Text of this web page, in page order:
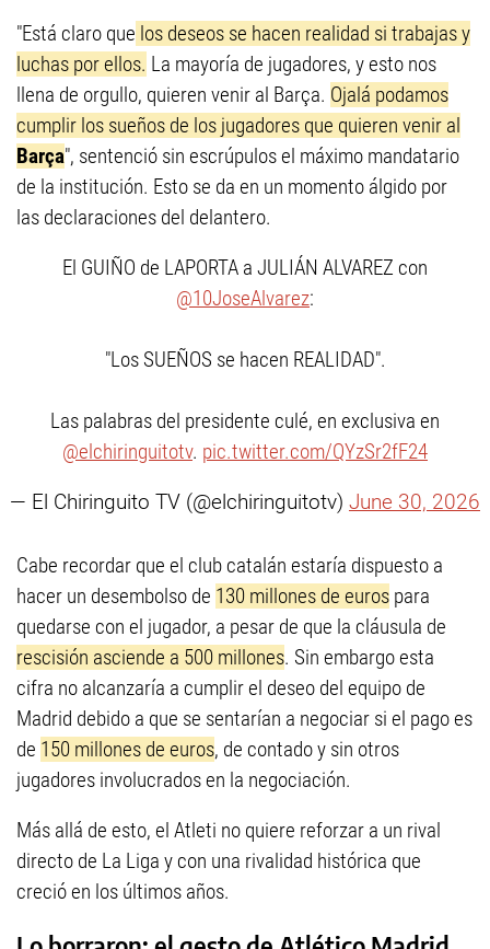
"Está claro que los deseos se hacen realidad si trabajas y
luchas por ellos. La mayoría de jugadores, y esto nos
llena de orgullo, quieren venir al Barça. Ojalá podamos
cumplir los sueños de los jugadores que quieren venir al
Barça", sentenció sin escrúpulos el máximo mandatario
de la institución. Esto se da en un momento álgido por
las declaraciones del delantero.
El GUIÑO de LAPORTA a JULIÁN ALVAREZ con
@10JoseAlvarez:
"Los SUEÑOS se hacen REALIDAD".
Las palabras del presidente culé, en exclusiva en
@elchiringuitotv. pic.twitter.com/QYzSr2fF24
— El Chiringuito TV (@elchiringuitotv) June 30, 2026
Cabe recordar que el club catalán estaría dispuesto a
hacer un desembolso de 130 millones de euros para
quedarse con el jugador, a pesar de que la cláusula de
rescisión asciende a 500 millones. Sin embargo esta
cifra no alcanzaría a cumplir el deseo del equipo de
Madrid debido a que se sentarían a negociar si el pago es
de 150 millones de euros, de contado y sin otros
jugadores involucrados en la negociación.
Más allá de esto, el Atleti no quiere reforzar a un rival
directo de La Liga y con una rivalidad histórica que
creció en los últimos años.